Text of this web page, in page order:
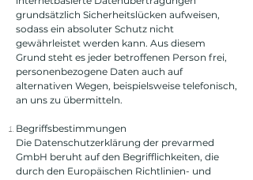
grundsätzlich Sicherheitslücken aufweisen,
sodass ein absoluter Schutz nicht
gewährleistet werden kann. Aus diesem
Grund steht es jeder betroffenen Person frei,
personenbezogene Daten auch auf
alternativen Wegen, beispielsweise telefonisch,
an uns zu übermitteln.
Begriffsbestimmungen
Die Datenschutzerklärung der prevarmed
GmbH beruht auf den Begrifflichkeiten, die
durch den Europäischen Richtlinien- und